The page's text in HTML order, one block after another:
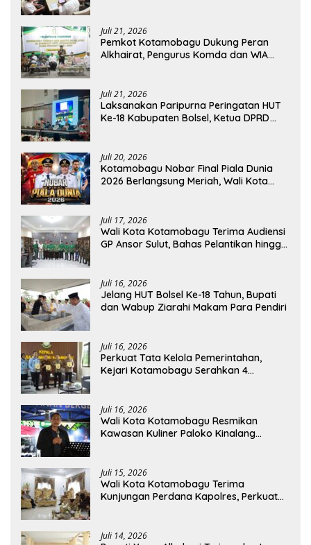
Juli 21, 2026
Pemkot Kotamobagu Dukung Peran
Alkhairat, Pengurus Komda dan WIA
Juli 21, 2026
Laksanakan Paripurna Peringatan HUT
Ke-18 Kabupaten Bolsel, Ketua DPRD
Juli 20, 2026
Kotamobagu Nobar Final Piala Dunia
2026 Berlangsung Meriah, Wali Kota
Juli 17, 2026
Wali Kota Kotamobagu Terima Audiensi
GP Ansor Sulut, Bahas Pelantikan hingga
Juli 16, 2026
Jelang HUT Bolsel Ke-18 Tahun, Bupati
dan Wabup Ziarahi Makam Para Pendiri
Juli 16, 2026
Perkuat Tata Kelola Pemerintahan,
Kejari Kotamobagu Serahkan 4
Juli 16, 2026
Wali Kota Kotamobagu Resmikan
Kawasan Kuliner Paloko Kinalang
Juli 15, 2026
Wali Kota Kotamobagu Terima
Kunjungan Perdana Kapolres, Perkuat
Juli 14, 2026